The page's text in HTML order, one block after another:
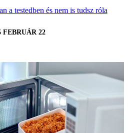
a testedben és nem is tudsz róla
FEBRUÁR 22